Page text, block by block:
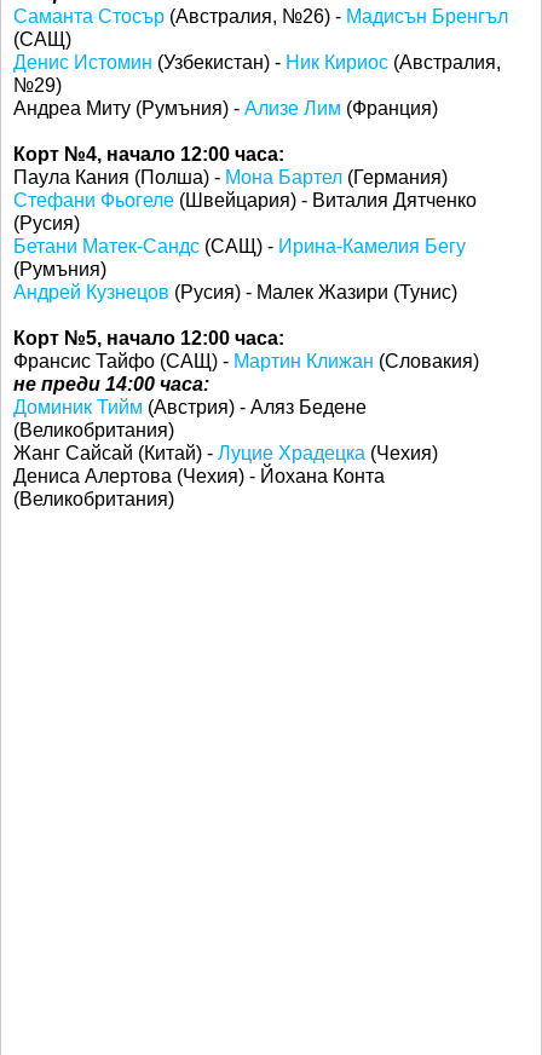
Саманта Стосър (Австралия, №26) - Мадисън Бренгъл
(САЩ)
Денис Истомин (Узбекистан) - Ник Кириос (Австралия,
№29)
Андреа Миту (Румъния) - Ализе Лим (Франция)
Корт №4, начало 12:00 часа:
Паула Кания (Полша) - Мона Бартел (Германия)
Стефани Фьогеле (Швейцария) - Виталия Дятченко
(Русия)
Бетани Матек-Сандс (САЩ) - Ирина-Камелия Бегу
(Румъния)
Андрей Кузнецов (Русия) - Малек Жазири (Тунис)
Корт №5, начало 12:00 часа:
Франсис Тайфо (САЩ) - Мартин Клижан (Словакия)
не преди 14:00 часа:
Доминик Тийм (Австрия) - Аляз Бедене
(Великобритания)
Жанг Сайсай (Китай) - Луцие Храдецка (Чехия)
Дениса Алертова (Чехия) - Йохана Конта
(Великобритания)